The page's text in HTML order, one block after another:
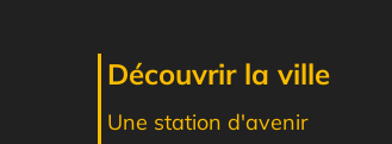
Découvrir la ville
Une station d'avenir